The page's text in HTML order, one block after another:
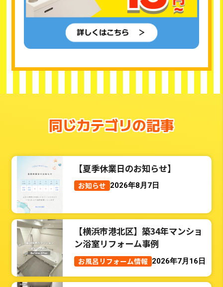
同じカテゴリの記事
【夏季休業日のお知らせ】
お知らせ 2026年8月7日
【横浜市港北区】築34年マンショ
ン浴室リフォーム事例
お風呂リフォーム情報 2026年7月16日